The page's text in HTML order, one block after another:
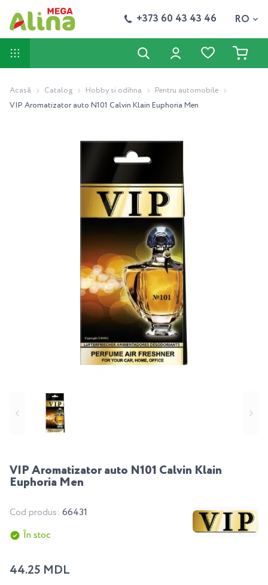
+373 60 43 43 46 RO
Acasă Catalog Hobby si odihna
Pentru automobile
VIP Aromatizator auto N101 Calvin Klain Euphoria Men
VIP Aromatizator auto N101 Calvin Klain
Euphoria Men
Cod produs: 66431
În stoc
44.25 MDL